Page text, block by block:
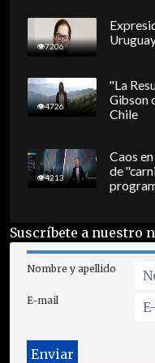
7206
4726
"La
Gibson
Chile
4213
Caos
de
Suscríbete a nuestro
Nombre y apellido
E-mail